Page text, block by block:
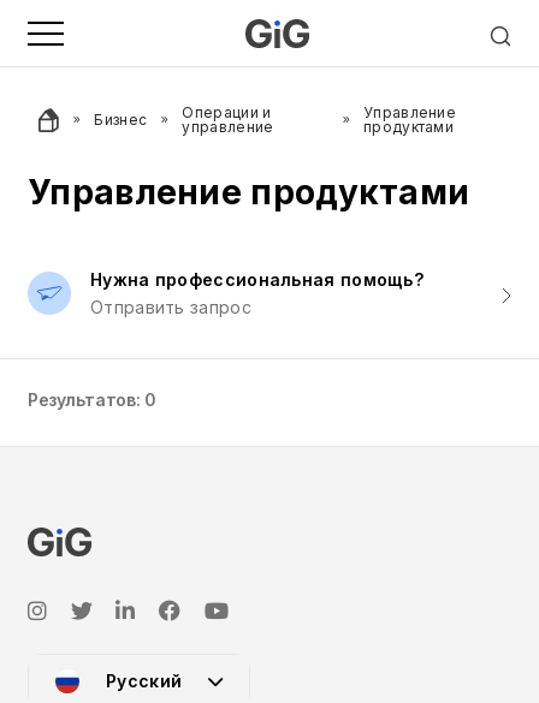
Бизнес
Операции и
управление
Управление
продуктами
Управление продуктами
Нужна профессиональная помощь?
Отправить запрос
Результатов: 0
Русский